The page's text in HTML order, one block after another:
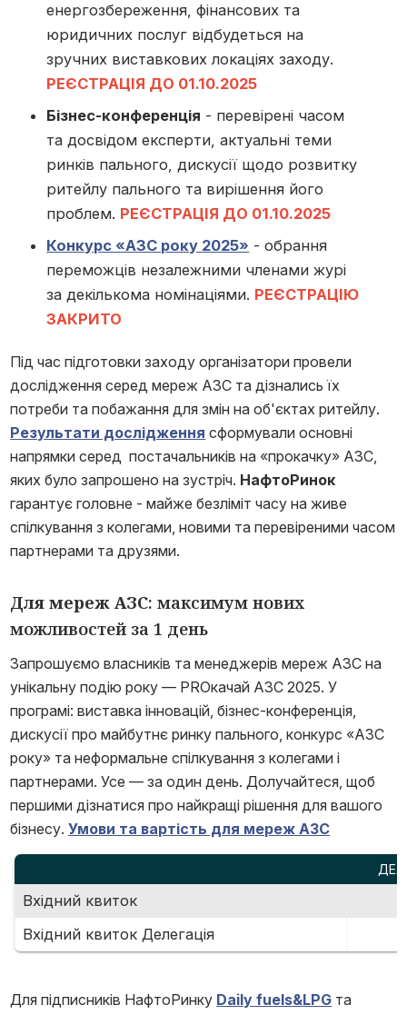
енергозбереження, фінансових та
юридичних послуг відбудеться на
зручних виставкових локаціях заходу.
РЕЄСТРАЦІЯ ДО 01.10.2025
Бізнес-конференція - перевірені часом
та досвідом експерти, актуальні теми
ринків пального, дискусії щодо розвитку
ритейлу пального та вирішення його
проблем. РЕЄСТРАЦІЯ ДО 01.10.2025
Конкурс «АЗС року 2025» - обрання
переможців незалежними членами журі
за декількома номінаціями. РЕЄСТРАЦІЮ
ЗАКРИТО
Під час підготовки заходу організатори провели
дослідження серед мереж АЗС та дізнались їх
потреби та побажання для змін на об'єктах ритейлу.
Результати дослідження сформували основні
напрямки серед постачальників на «прокачку» АЗС,
яких було запрошено на зустріч. НафтоРинок
гарантує головне - майже безліміт часу на живе
спілкування з колегами, новими та перевіреними часом
партнерами та друзями.
Для мереж АЗС: максимум нових
можливостей за 1 день
Запрошуємо власників та менеджерів мереж АЗС на
унікальну подію року — PROкачай АЗС 2025. У
програмі: виставка інновацій, бізнес-конференція,
дискусії про майбутнє ринку пального, конкурс «АЗС
року» та неформальне спілкування з колегами і
партнерами. Усе — за один день. Долучайтеся, щоб
першими дізнатися про найкращі рішення для вашого
бізнесу.Умови та вартість для мереж АЗС
Вхідний квиток
Вхідний квиток Делегація
Для підписників НафтоРинку Daily fuels&LPG та